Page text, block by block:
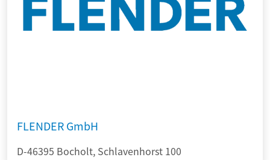
FLENDER GmbH
D-46395 Bocholt, Schlavenhorst 100